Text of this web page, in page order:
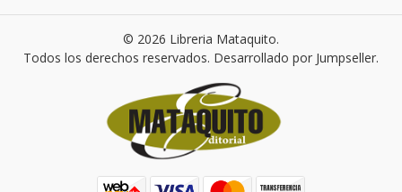
© 2026 Libreria Mataquito.
Todos los derechos reservados. Desarrollado por Jumpseller.